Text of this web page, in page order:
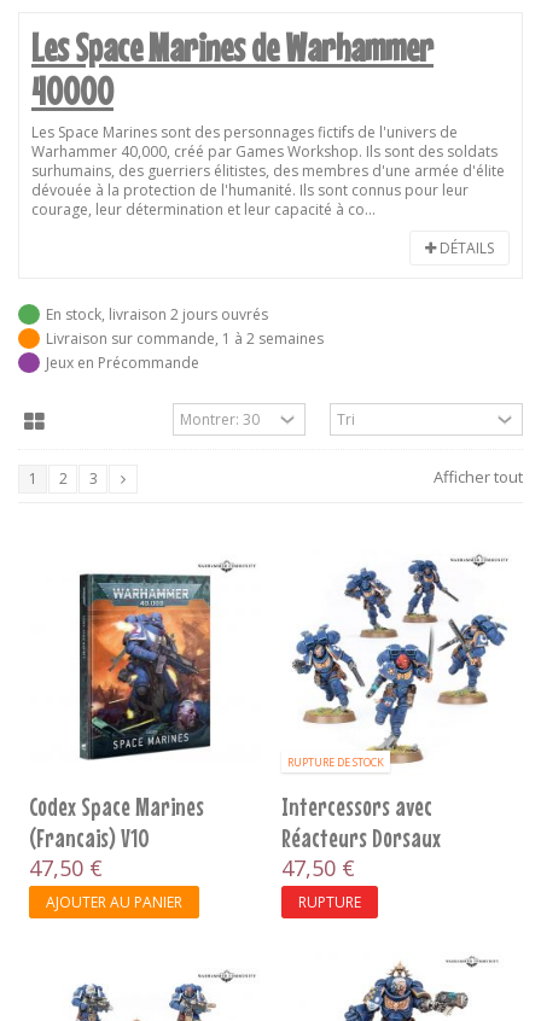
Les Space Marines de Warhammer
40000
Les Space Marines sont des personnages fictifs de l'univers de
Warhammer 40,000, créé par Games Workshop. Ils sont des soldats
surhumains, des guerriers élitistes, des membres d'une armée d'élite
dévouée à la protection de l'humanité. Ils sont connus pour leur
courage, leur détermination et leur capacité à co...
DÉTAILS
En stock, livraison 2 jours ouvrés
Livraison sur commande, 1 à 2 semaines
Jeux en Précommande
Afficher tout
1 2 3
Codex Space Marines
(Francais) V10
47,50 €
AJOUTER AU PANIER
RUPTURE DE STOCK
Intercessors avec
Réacteurs Dorsaux
47,50 €
RUPTURE